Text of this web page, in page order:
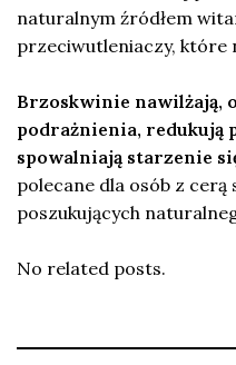
naturalnym źródłem
przeciwutleniaczy, które
Brzoskwinie nawilżają,
podrażnienia, redukują
spowalniają starzenie
polecane dla osób z cerą
poszukujących
No related posts.